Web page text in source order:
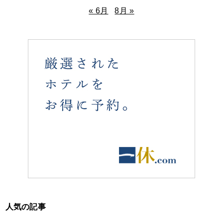
« 6月
8月 »
人気の記事